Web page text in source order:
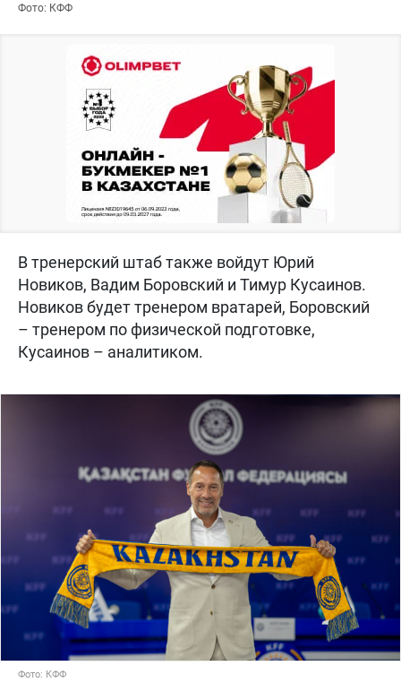
Фото: КФФ
В тренерский штаб также войдут Юрий
Новиков, Вадим Боровский и Тимур Кусаинов.
Новиков будет тренером вратарей, Боровский
– тренером по физической подготовке,
Кусаинов – аналитиком.
Фото: КФФ